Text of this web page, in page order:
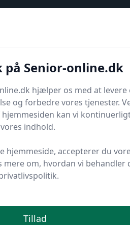
Online
Massageudstyr
på Senior-online.dk
hjælper os med at levere
og forbedre vores tjenester.
kan vi
indhold.
hjemmeside, accepterer du
mere om, hvordan vi behandler
Tillad